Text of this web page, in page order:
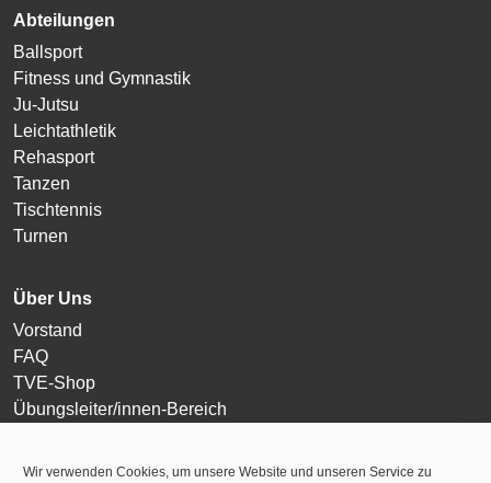
Wir verwenden Cookies, um unsere Website und unseren Service zu
Abteilungen
Ballsport
Fitness und Gymnastik
Ju-Jutsu
Leichtathletik
Rehasport
Tanzen
Tischtennis
Turnen
Über Uns
Vorstand
FAQ
TVE-Shop
Übungsleiter/innen-Bereich